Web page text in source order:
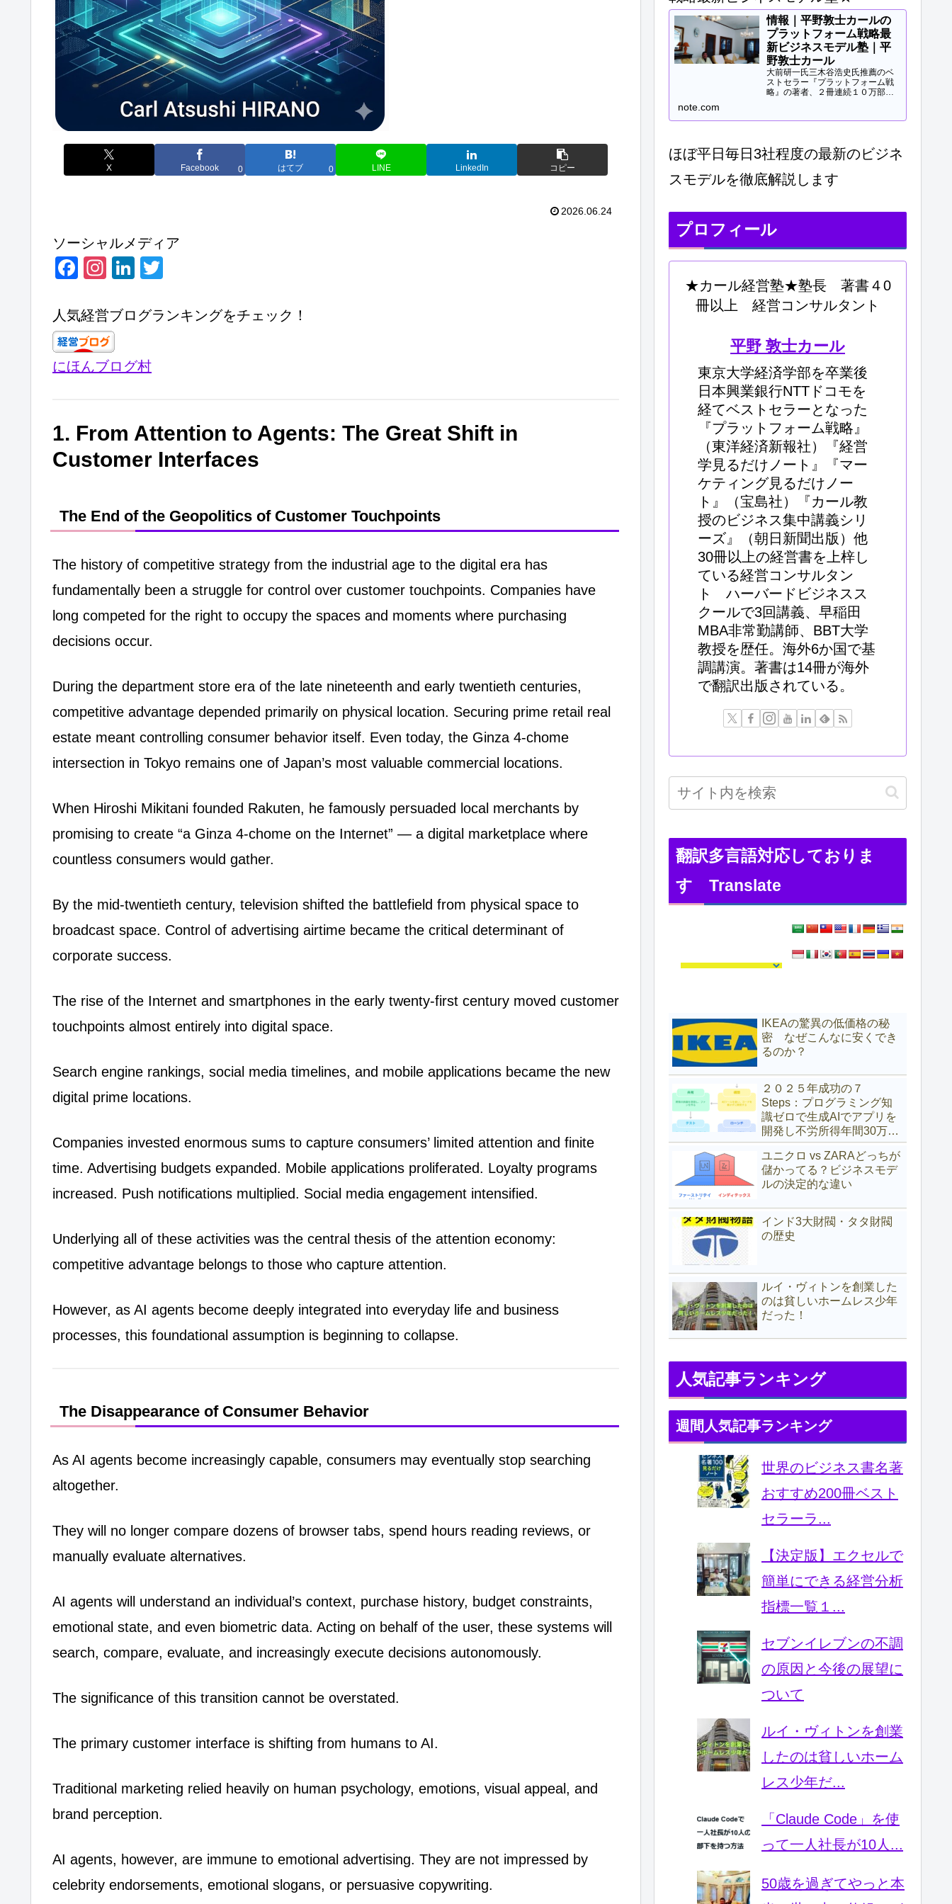
X Facebook 0 はてブ 0 LINE LinkedIn コピー
2026.06.24
ソーシャルメディア
F
c
e
b
o
k
In
a
gr
a
m
Li
k
dI
n
tt
人気経営ブログランキングをチェック！
にほんブログ村
1. From Attention to Agents: The Great Shift in
Customer Interfaces
The End of the Geopolitics of Customer Touchpoints
The history of competitive strategy from the industrial age to the digital era has
fundamentally been a struggle for control over customer touchpoints. Companies have
long competed for the right to occupy the spaces and moments where purchasing
decisions occur.
During the department store era of the late nineteenth and early twentieth centuries,
competitive advantage depended primarily on physical location. Securing prime retail real
estate meant controlling consumer behavior itself. Even today, the Ginza 4-chome
intersection in Tokyo remains one of Japan’s most valuable commercial locations.
When Hiroshi Mikitani founded Rakuten, he famously persuaded local merchants by
promising to create “a Ginza 4-chome on the Internet” — a digital marketplace where
countless consumers would gather.
By the mid-twentieth century, television shifted the battlefield from physical space to
broadcast space. Control of advertising airtime became the critical determinant of
corporate success.
The rise of the Internet and smartphones in the early twenty-first century moved customer
touchpoints almost entirely into digital space.
Search engine rankings, social media timelines, and mobile applications became the new
digital prime locations.
Companies invested enormous sums to capture consumers’ limited attention and finite
time. Advertising budgets expanded. Mobile applications proliferated. Loyalty programs
increased. Push notifications multiplied. Social media engagement intensified.
Underlying all of these activities was the central thesis of the attention economy:
competitive advantage belongs to those who capture attention.
However, as AI agents become deeply integrated into everyday life and business
processes, this foundational assumption is beginning to collapse.
The Disappearance of Consumer Behavior
As AI agents become increasingly capable, consumers may eventually stop searching
altogether.
They will no longer compare dozens of browser tabs, spend hours reading reviews, or
manually evaluate alternatives.
AI agents will understand an individual’s context, purchase history, budget constraints,
emotional state, and even biometric data. Acting on behalf of the user, these systems will
search, compare, evaluate, and increasingly execute decisions autonomously.
The significance of this transition cannot be overstated.
The primary customer interface is shifting from humans to AI.
Traditional marketing relied heavily on human psychology, emotions, visual appeal, and
brand perception.
AI agents, however, are immune to emotional advertising. They are not impressed by
celebrity endorsements, emotional slogans, or persuasive copywriting.
情報｜平野敦士カールの
プラットフォーム戦略最
新ビジネスモデル塾｜平
野敦士カール
大前研一氏三木谷浩史氏推薦のベ
ストセラー『プラットフォーム戦
略』の著者、２冊連続１０万部突
研修、大学教授、早稲田MBA非常
note.com
ほぼ平日毎日3社程度の最新のビジネ
スモデルを徹底解説します
プロフィール
★カール経営塾★塾長 著書４0
冊以上 経営コンサルタント
平野 敦士カール
東京大学経済学部を卒業後
日本興業銀行NTTドコモを
経てベストセラーとなった
『プラットフォーム戦略』
（東洋経済新報社）『経営
学見るだけノート』『マー
ケティング見るだけノー
ト』（宝島社）『カール教
授のビジネス集中講義シリ
ーズ』（朝日新聞出版）他
30冊以上の経営書を上梓し
ている経営コンサルタン
ト ハーバードビジネスス
クールで3回講義、早稲田
MBA非常勤講師、BBT大学
教授を歴任。海外6か国で基
調講演。著書は14冊が海外
で翻訳出版されている。
翻訳多言語対応しておりま
す Translate
IKEAの驚異の低価格の秘
密 なぜこんなに安くでき
るのか？
２０２５年成功の７
Steps：プログラミング知
識ゼロで生成AIでアプリを
開発し不労所得年間30万ド
ル（約4,700万円）を得た具
体的な方法
ユニクロ vs ZARAどっちが
儲かってる？ビジネスモデ
ルの決定的な違い
インド3大財閥・タタ財閥
の歴史
ルイ・ヴィトンを創業した
のは貧しいホームレス少年
だった！
人気記事ランキング
週間人気記事ランキング
世界のビジネス書名著
おすすめ200冊ベスト
セラーラ...
【決定版】エクセルで
簡単にできる経営分析
指標一覧１...
セブンイレブンの不調
の原因と今後の展望に
ついて
ルイ・ヴィトンを創業
したのは貧しいホーム
レス少年だ...
「Claude Code」を使
って一人社長が10人...
50歳を過ぎてやっと本